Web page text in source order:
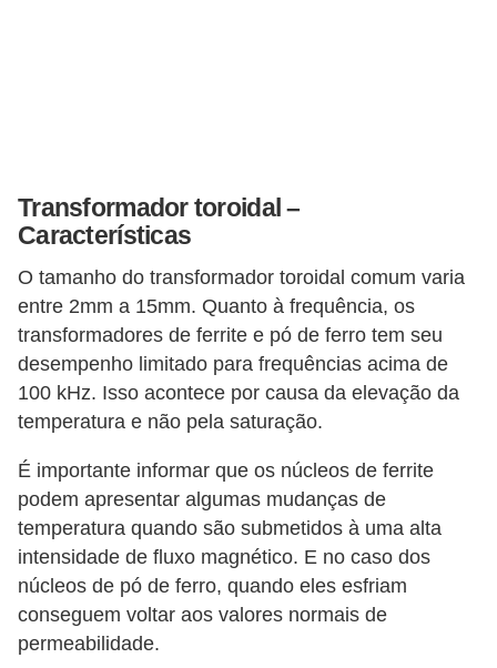
Transformador toroidal –
Características
O tamanho do transformador toroidal comum varia
entre 2mm a 15mm. Quanto à frequência, os
transformadores de ferrite e pó de ferro tem seu
desempenho limitado para frequências acima de
100 kHz. Isso acontece por causa da elevação da
temperatura e não pela saturação.
É importante informar que os núcleos de ferrite
podem apresentar algumas mudanças de
temperatura quando são submetidos à uma alta
intensidade de fluxo magnético. E no caso dos
núcleos de pó de ferro, quando eles esfriam
conseguem voltar aos valores normais de
permeabilidade.
F
ç
a
v
o
c
m
e
s
m
o
–